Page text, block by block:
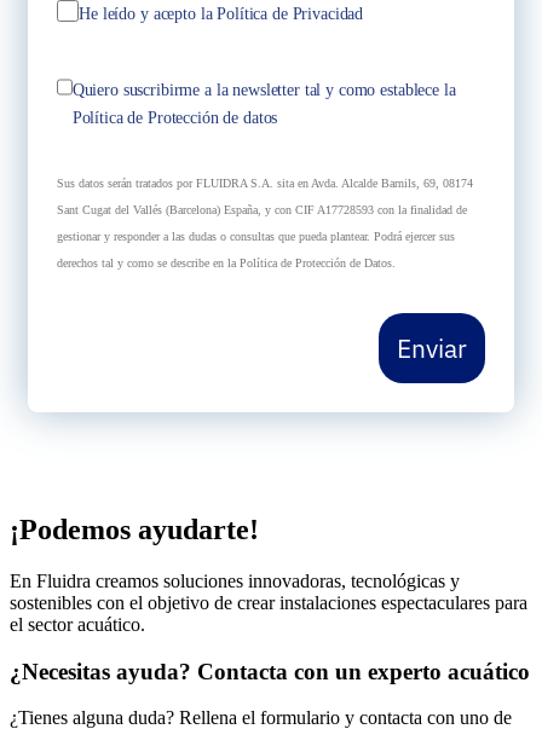
He leído y acepto la Política de Privacidad
Quiero suscribirme a la newsletter tal y como establece la
Política de Protección de datos
Sus datos serán tratados por FLUIDRA S.A. sita en Avda. Alcalde Barnils, 69, 08174
Sant Cugat del Vallés (Barcelona) España, y con CIF A17728593 con la finalidad de
gestionar y responder a las dudas o consultas que pueda plantear. Podrá ejercer sus
derechos tal y como se describe en la Política de Protección de Datos.
Enviar
¡Podemos ayudarte!
En Fluidra creamos soluciones innovadoras, tecnológicas y
sostenibles con el objetivo de crear instalaciones espectaculares para
el sector acuático.
¿Necesitas ayuda? Contacta con un experto acuático
¿Tienes alguna duda? Rellena el formulario y contacta con uno de